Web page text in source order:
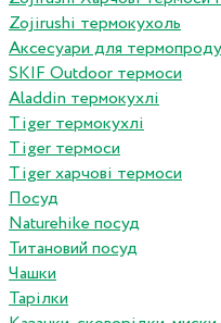
Zojirushi термокухоль
Аксесуари для
SKIF Outdoor термоси
Aladdin термокухлі
Tiger термокухлі
Tiger термоси
Tiger харчові термоси
Посуд
Naturehike посуд
Титановий посуд
Чашки
Тарілки